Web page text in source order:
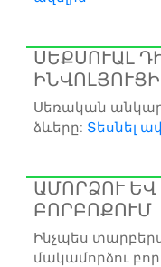
ՍԵՔՍՈՒԱԼ
Սեռական
ձևերը: Տեսնել
ԱՄՈՐՁՈՒ
ԲՈՐԲՈՔՈՒՄ
Ինչպես
մակամորձու